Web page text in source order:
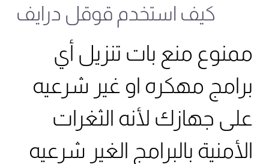
كيف استخدم قوقل درايف
ممنوع منع بات تنزيل أي
برامج مهكره او غير شرعيه
على جهازك لأنه الثغرات
الأمنية بالبرامج الغير شرعيه